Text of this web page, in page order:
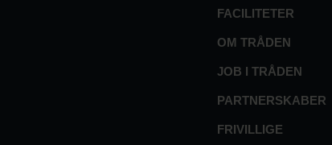
FACILITETER
OM TRÅDEN
JOB I TRÅDEN
PARTNERSKABER
FRIVILLIGE